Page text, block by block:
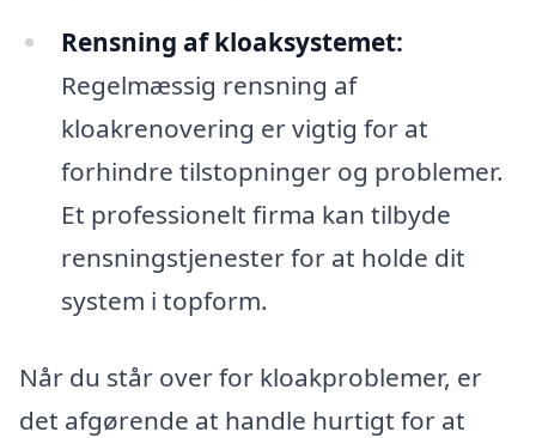
Rensning af kloaksystemet:
Regelmæssig rensning af
kloakrenovering er vigtig for at
forhindre tilstopninger og problemer.
Et professionelt firma kan tilbyde
rensningstjenester for at holde dit
system i topform.
Når du står over for kloakproblemer, er
det afgørende at handle hurtigt for at